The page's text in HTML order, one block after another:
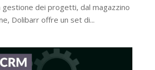
gestione dei progetti, dal magazzino
Dolibarr offre un set di...